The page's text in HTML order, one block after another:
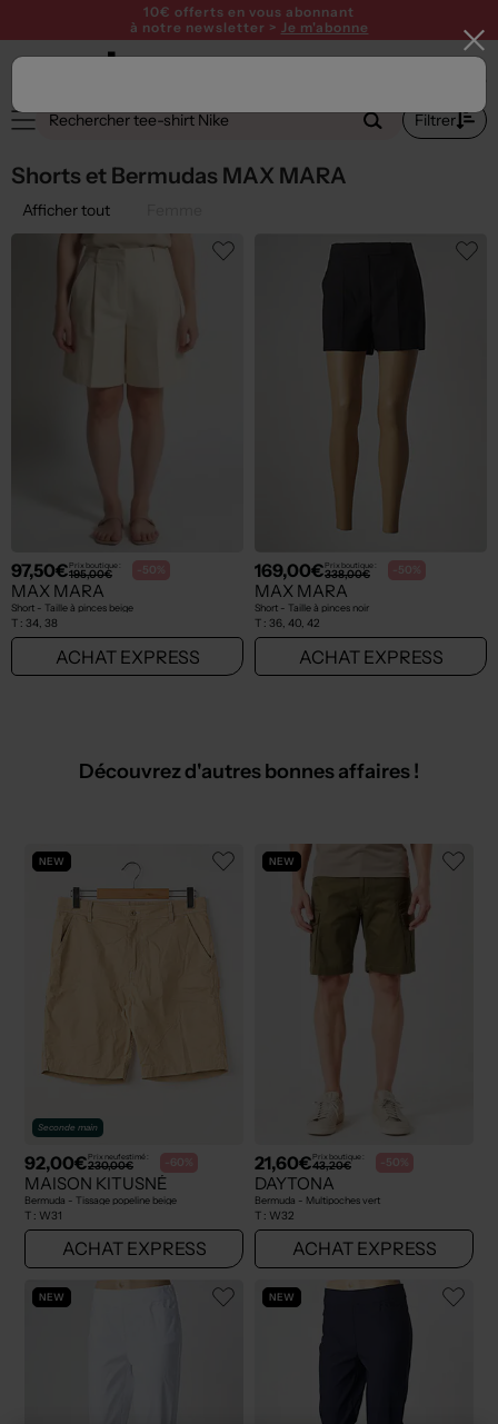
10€ offerts en vous abonnant
à notre newsletter > Je m'abonne
Filtrer
Shorts et Bermudas MAX MARA
Afficher tout
97,50€Prix boutique :
195,00€ -50%
MAX MARA
Short - Taille à pinces beige
T : 34, 38
ACHAT EXPRESS
169,00€Prix boutique :
338,00€ -50%
MAX MARA
Short - Taille à pinces noir
T : 36, 40, 42
ACHAT EXPRESS
Découvrez d'autres bonnes affaires !
NEW
Seconde main
92,00€Prix neuf estimé :
230,00€ -60%
MAISON KITUSNÉ
Bermuda - Tissage popeline beige
T : W31
ACHAT EXPRESS
NEW
21,60€Prix boutique :
43,20€ -50%
DAYTONA
Bermuda - Multipoches vert
T : W32
ACHAT EXPRESS
NEW NEW